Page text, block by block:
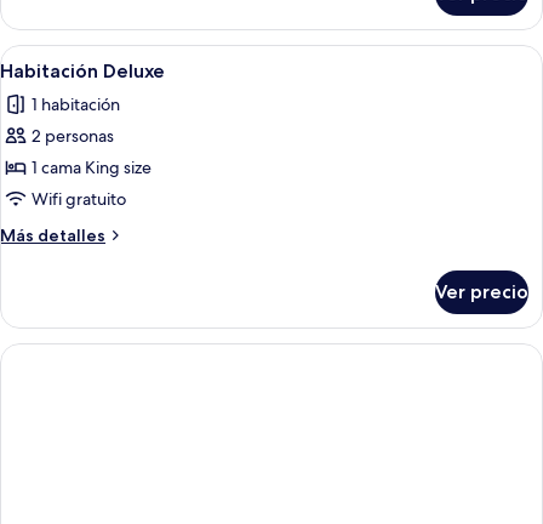
Deluxe
with
Sea
Abrir
todas
las
fotos
de
Habitación
Deluxe
Habitación de hotel con cama,
7
Habitación Deluxe
1 habitación
2 personas
1 cama King size
Wifi gratuito
Más detalles
Más
Deluxe
Ver precio